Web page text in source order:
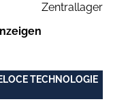
Zentrallager
TECHNOLOGIE